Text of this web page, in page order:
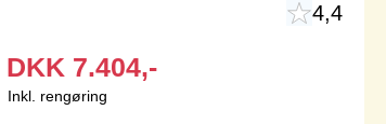
4,4
DKK 7.404,-
Inkl. rengøring